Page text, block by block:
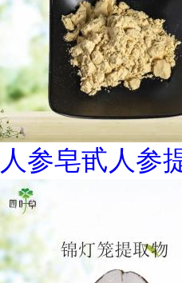
人参皂甙人参